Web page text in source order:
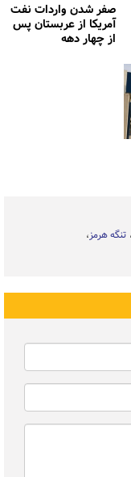
صفر شدن واردات نفت
آمریکا از عربستان پس
از چهار دهه
تنگه هرمز